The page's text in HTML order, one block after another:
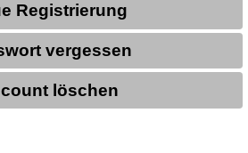
Registrierung
vergessen
löschen